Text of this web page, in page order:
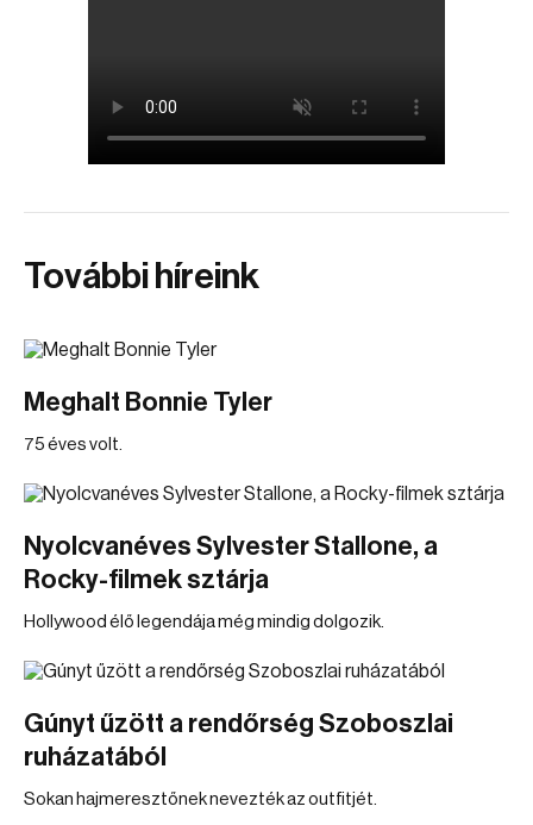
További híreink
Meghalt Bonnie Tyler
75 éves volt.
Nyolcvanéves Sylvester Stallone, a
Rocky-filmek sztárja
Hollywood élő legendája még mindig dolgozik.
Gúnyt űzött a rendőrség Szoboszlai
ruházatából
Sokan hajmeresztőnek nevezték az outfitjét.